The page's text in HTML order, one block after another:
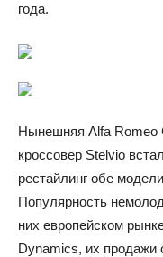
года.
Нынешняя Alfa Romeo
кроссовер Stelvio
рестайлинг обе
Популярность
них европейском
Dynamics, их продажи